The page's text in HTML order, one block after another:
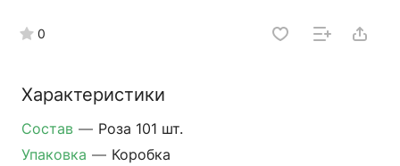
0
Характеристики
Состав — Роза 101 шт.
Упаковка — Коробка